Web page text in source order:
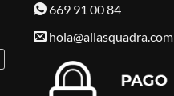
669 91 00 84
hola@allasquadra.com